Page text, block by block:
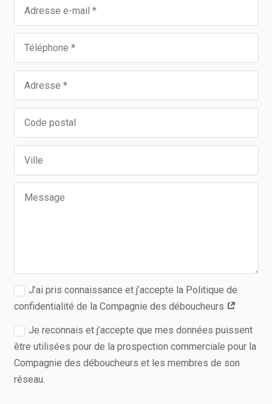
J’ai pris connaissance et j’accepte la Politique de
confidentialité de la Compagnie des déboucheurs
Je reconnais et j’accepte que mes données puissent
être utilisées pour de la prospection commerciale pour la
Compagnie des déboucheurs et les membres de son
réseau.